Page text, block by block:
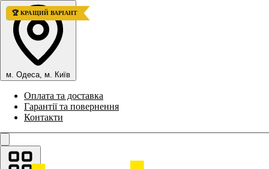
м. Одеса, м. Київ
Оплата та доставка
Гарантії та повернення
Контакти
💎 ВИСОКА ЯКІСТЬ
💎 ВИСОКА ЯКІСТЬ
🏆 КРАЩИЙ ВАРІАНТ